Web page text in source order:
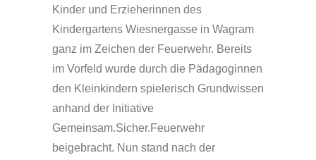
Kinder und Erzieherinnen des
Kindergartens Wiesnergasse in Wagram
ganz im Zeichen der Feuerwehr. Bereits
im Vorfeld wurde durch die Pädagoginnen
den Kleinkindern spielerisch Grundwissen
anhand der Initiative
Gemeinsam.Sicher.Feuerwehr
beigebracht. Nun stand nach der